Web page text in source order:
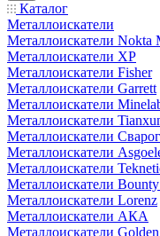
Каталог
Металлоискатели
Металлоискатели Nokta
Металлоискатели XP
Металлоискатели Fisher
Металлоискатели Garrett
Металлоискатели
Металлоискатели
Металлоискатели Сварог
Металлоискатели
Металлоискатели
Металлоискатели
Металлоискатели Lorenz
Металлоискатели АКА
Металлоискатели